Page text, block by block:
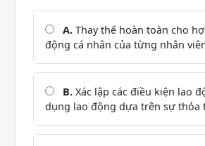
A. Thay thế hoàn toàn cho
động cá nhân của từng nhân
B. Xác lập các điều kiện lao
dụng lao động dựa trên sự thỏa